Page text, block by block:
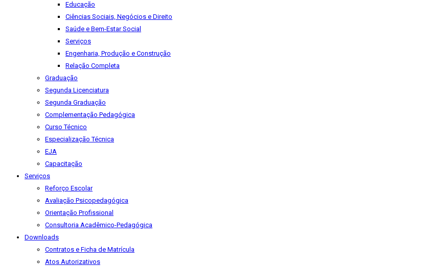
Educação
Ciências Sociais, Negócios e Direito
Saúde e Bem-Estar Social
Serviços
Engenharia, Produção e Construção
Relação Completa
Graduação
Segunda Licenciatura
Segunda Graduação
Complementação Pedagógica
Curso Técnico
Especialização Técnica
EJA
Capacitação
Serviços
Reforço Escolar
Avaliação Psicopedagógica
Orientação Profissional
Consultoria Acadêmico-Pedagógica
Downloads
Contratos e Ficha de Matrícula
Atos Autorizativos